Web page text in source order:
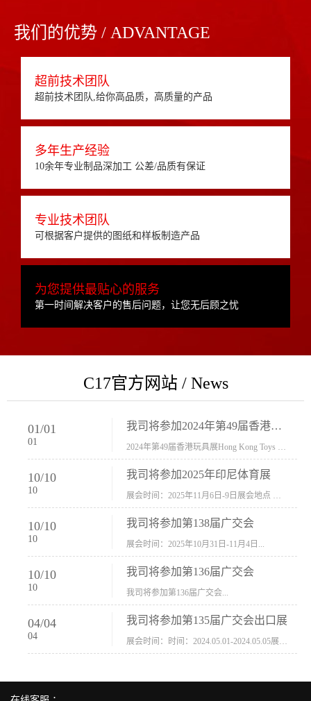
我们的优势 / ADVANTAGE
超前技术团队
超前技术团队,给你高品质，高质量的产品
多年生产经验
10余年专业制品深加工 公差/品质有保证
专业技术团队
可根据客户提供的图纸和样板制造产品
为您提供最贴心的服务
第一时间解决客户的售后问题，让您无后顾之忧
C17官方网站 / News
01/01
01
我司将参加2024年第49届香港玩具展Hong Kong Toys & Games Fair 欢迎新···
10/10
10
我司将参加2025年印尼体育展
10/10
10
我司将参加第138届广交会
展会时间：2025年10月31日-11月4日...
10/10
10
我司将参加第136届广交会
我司将参加第136届广交会...
04/04
04
我司将参加第135届广交会出口展
展会时间：时间：2024.05.01-2024.05.05展会地址：中国进出口商品交易会展馆福建康莱宝公司展位号12.1G37-38、H11-12，浙江康莱宝展位号17.1B23-24、C19-20...